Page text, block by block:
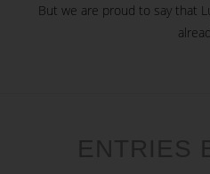
But we are proud to say that